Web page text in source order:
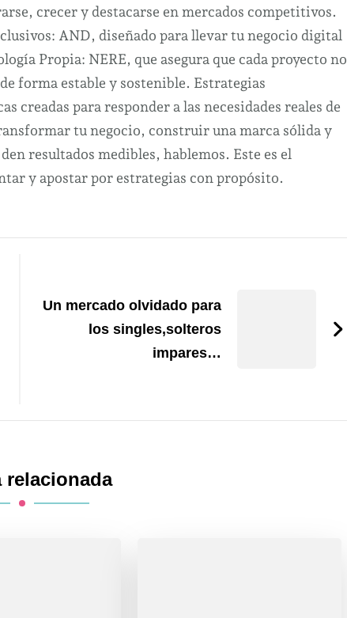
crecer y destacarse en mercados competitivos.
AND, diseñado para llevar tu negocio digital
Propia: NERE, que asegura que cada proyecto no
forma estable y sostenible. Estrategias
creadas para responder a las necesidades reales de
tu negocio, construir una marca sólida y
resultados medibles, hablemos. Este es el
y apostar por estrategias con propósito.
Un mercado olvidado para
los singles,solteros
impares…
relacionada